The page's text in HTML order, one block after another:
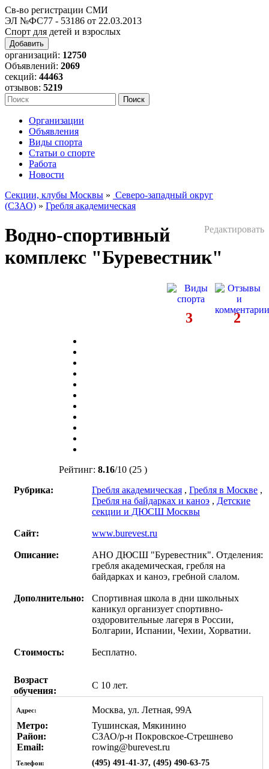
Св-во регистрации СМИ
ЭЛ №ФС77 - 53186 от 22.03.2013
Спорт для детей и взрослых
Добавить
организаций: 12750
Объявлений: 2069
секций: 44463
отзывов: 5219
Организации
Объявления
Виды спорта
Статьи о спорте
Работа
Новости
Секции, клубы Москвы » Северо-западный округ
(СЗАО) » Гребля академическая
Редактировать
Водно-спортивный
комплекс "Буревестник"
2
3
Рейтинг: 8.16/10 (25 )
Рубрика:
Гребля академическая , Гребля в Москве ,
Гребля на байдарках и каноэ , Детские
секции и ДЮСШ Москвы
Сайт: www.burevest.ru
Описание:
АНО ДЮСШ "Буревестник". Отделения:
гребля академическая, гребля на
байдарках и каноэ, гребной слалом.
Дополнительно:
Спортивная школа в дни школьных
каникул организует спортивно-
оздоровительные лагеря в России,
Болгарии, Испании, Чехии, Хорватии.
Стоимость: Бесплатно.
Возраст
обучения:
С 10 лет.
Адрес:
Москва, ул. Летная, 99А
Метро:
Тушинская, Мякинино
Район:
СЗАО/р-н Покровское-Стрешнево
Email:
rowing@burevest.ru
Телефон: (495) 491-41-37, (495) 490-63-75